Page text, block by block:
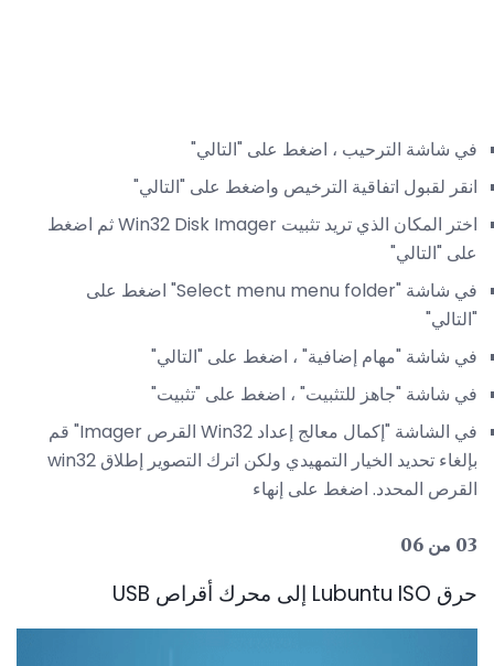
في شاشة الترحيب ، اضغط على "التالي"
انقر لقبول اتفاقية الترخيص واضغط على "التالي"
اختر المكان الذي تريد تثبيت Win32 Disk Imager ثم اضغط
على "التالي"
في شاشة "Select menu menu folder" اضغط على
"التالي"
في شاشة "مهام إضافية" ، اضغط على "التالي"
في شاشة "جاهز للتثبيت" ، اضغط على "تثبيت"
في الشاشة "إكمال معالج إعداد Win32 القرص Imager" قم
بإلغاء تحديد الخيار التمهيدي ولكن اترك التصوير إطلاق win32
القرص المحدد. اضغط على إنهاء
03 من 06
حرق Lubuntu ISO إلى محرك أقراص USB